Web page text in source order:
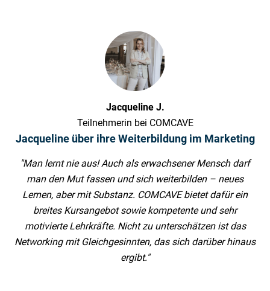
Jacqueline J.
Teilnehmerin bei COMCAVE
Jacqueline über ihre Weiterbildung im Marketing
"Man lernt nie aus! Auch als erwachsener Mensch darf
man den Mut fassen und sich weiterbilden – neues
Lernen, aber mit Substanz. COMCAVE bietet dafür ein
breites Kursangebot sowie kompetente und sehr
motivierte Lehrkräfte. Nicht zu unterschätzen ist das
Networking mit Gleichgesinnten, das sich darüber hinaus
ergibt."